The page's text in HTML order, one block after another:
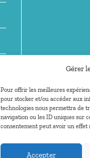
Gérer
Pour offrir les meilleures
pour stocker et/ou accéder aux
technologies nous permettra de
navigation ou les ID uniques sur
consentement peut avoir un
Accepter